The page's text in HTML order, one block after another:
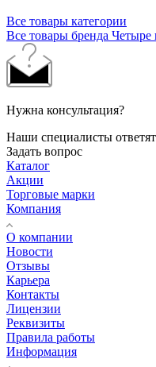
Все товары категории
Все товары бренда Четыре
Нужна консультация?
Наши специалисты
Задать вопрос
Каталог
Акции
Торговые марки
Компания
О компании
Новости
Отзывы
Карьера
Контакты
Лицензии
Реквизиты
Правила работы
Информация